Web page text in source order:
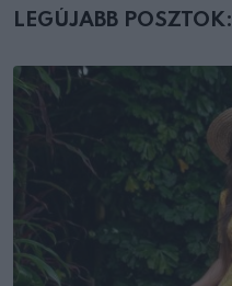
LEGÚJABB POSZTOK: